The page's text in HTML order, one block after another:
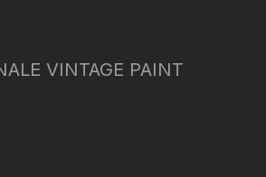
VINTAGE PAINT